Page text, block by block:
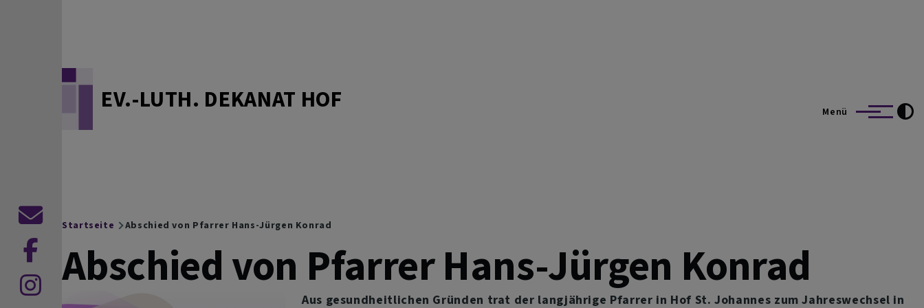
EV.-LUTH. DEKANAT HOF Menü
Breadcrumb
Startseite Abschied von Pfarrer Hans-Jürgen Konrad
Abschied von Pfarrer Hans-Jürgen Konrad
Aus gesundheitlichen Gründen trat der langjährige Pfarrer in Hof St. Johannes zum Jahreswechsel in
Kontaktformular
zu
Facebook
zu